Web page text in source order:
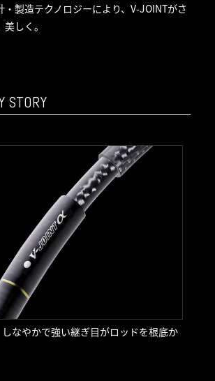
・製造テクノロジーにより、V-JOINTがさ
しく。
STORY
しなやかで強い継ぎ目がロッドを根底か